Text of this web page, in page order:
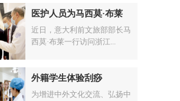
医护人员为马西莫·布莱
近日，意大利前文旅部部长马
西莫·布莱一行访问浙江...
外籍学生体验刮痧
为增进中外文化交流、弘扬中